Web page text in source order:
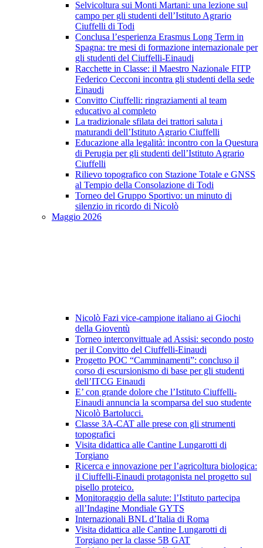
Selvicoltura sui Monti Martani: una lezione sul
campo per gli studenti dell’Istituto Agrario
Ciuffelli di Todi
Conclusa l’esperienza Erasmus Long Term in
Spagna: tre mesi di formazione internazionale per
gli studenti del Ciuffelli-Einaudi
Racchette in Classe: il Maestro Nazionale FITP
Federico Cecconi incontra gli studenti della sede
Einaudi
Convitto Ciuffelli: ringraziamenti al team
educativo al completo
La tradizionale sfilata dei trattori saluta i
maturandi dell’Istituto Agrario Ciuffelli
Educazione alla legalità: incontro con la Questura
di Perugia per gli studenti dell’Istituto Agrario
Ciuffelli
Rilievo topografico con Stazione Totale e GNSS
al Tempio della Consolazione di Todi
Torneo del Gruppo Sportivo: un minuto di
silenzio in ricordo di Nicolò
Maggio 2026
Nicolò Fazi vice-campione italiano ai Giochi
della Gioventù
Torneo interconvittuale ad Assisi: secondo posto
per il Convitto del Ciuffelli-Einaudi
Progetto POC “Camminamenti”: concluso il
corso di escursionismo di base per gli studenti
dell’ITCG Einaudi
E’ con grande dolore che l’Istituto Ciuffelli-
Einaudi annuncia la scomparsa del suo studente
Nicolò Bartolucci.
Classe 3A-CAT alle prese con gli strumenti
topografici
Visita didattica alle Cantine Lungarotti di
Torgiano
Ricerca e innovazione per l’agricoltura biologica:
il Ciuffelli-Einaudi protagonista nel progetto sul
pisello proteico.
Monitoraggio della salute: l’Istituto partecipa
all’Indagine Mondiale GYTS
Internazionali BNL d’Italia di Roma
Visita didattica alle Cantine Lungarotti di
Torgiano per la classe 5B GAT